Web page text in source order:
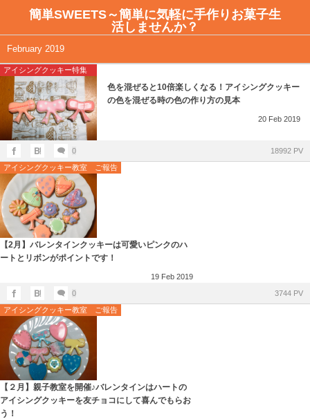
簡単SWEETS～簡単に気軽に手作りお菓子生
活しませんか？
February 2019
アイシングクッキー特集
色を混ぜると10倍楽しくなる！アイシングクッキー
の色を混ぜる時の色の作り方の見本
20 Feb 2019
0
18992 PV
アイシングクッキー教室 ご報告
【2月】バレンタインクッキーは可愛いピンクのハ
ートとリボンがポイントです！
19 Feb 2019
0
3744 PV
アイシングクッキー教室 ご報告
【２月】親子教室を開催♪バレンタインはハートの
アイシングクッキーを友チョコにして喜んでもらお
う！
ご予約はこちらから
日程とレッスンテーマ
アイシングクッキー教室のレッスン風景
簡単SWEETSレシピ
お店紹介ーカフェ